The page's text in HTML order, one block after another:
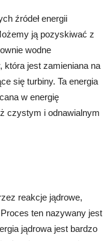
źródeł energii
ją pozyskiwać z
wodne
która jest zamieniana na
się turbiny. Ta energia
w energię
czystym i odnawialnym
reakcje jądrowe,
ten nazywany jest
jądrowa jest bardzo